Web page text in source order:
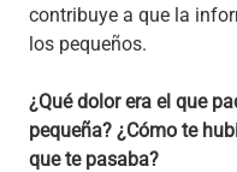
contribuye a que la
los pequeños.
¿Qué dolor era el que
pequeña? ¿Cómo te
que te pasaba?